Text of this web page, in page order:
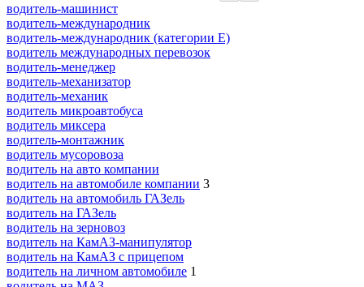
водитель-машинист
водитель-международник
водитель-международник (категории Е)
водитель международных перевозок
водитель-менеджер
водитель-механизатор
водитель-механик
водитель микроавтобуса
водитель миксера
водитель-монтажник
водитель мусоровоза
водитель на авто компании
водитель на автомобиле компании 3
водитель на автомобиль ГАЗель
водитель на ГАЗель
водитель на зерновоз
водитель на КамАЗ-манипулятор
водитель на КамАЗ с прицепом
водитель на личном автомобиле 1